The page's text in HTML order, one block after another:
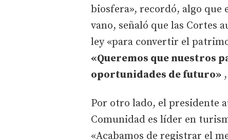
biosfera», recordó, algo que
vano, señaló que las Cortes
ley «para convertir el
«Queremos que nuestros
oportunidades de futuro»
Por otro lado, el presidente
Comunidad es líder en
«Acabamos de registrar el